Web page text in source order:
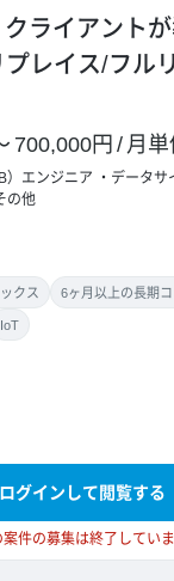
クライアント
レイス/フル
700,000円 / 月単
）エンジニア データサ
の他
クス
IoT
案件の募集は終了してい
ログインして閲覧する